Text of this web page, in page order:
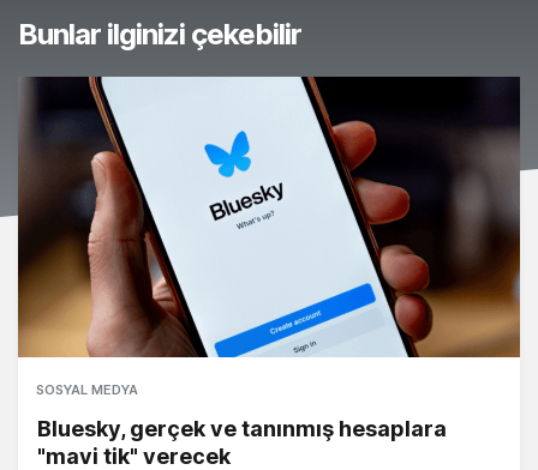
Bunlar ilginizi çekebilir
SOSYAL MEDYA
Bluesky, gerçek ve tanınmış hesaplara
"mavi tik" verecek